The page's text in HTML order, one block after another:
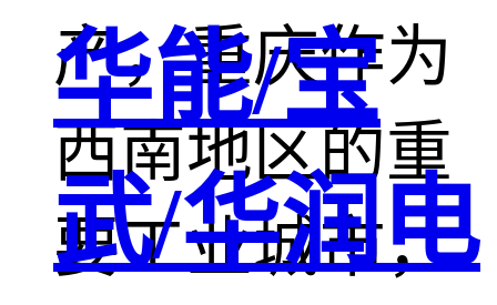
产，重庆作为
西南地区的重
要工业城市，
华能/宝
武/华润电